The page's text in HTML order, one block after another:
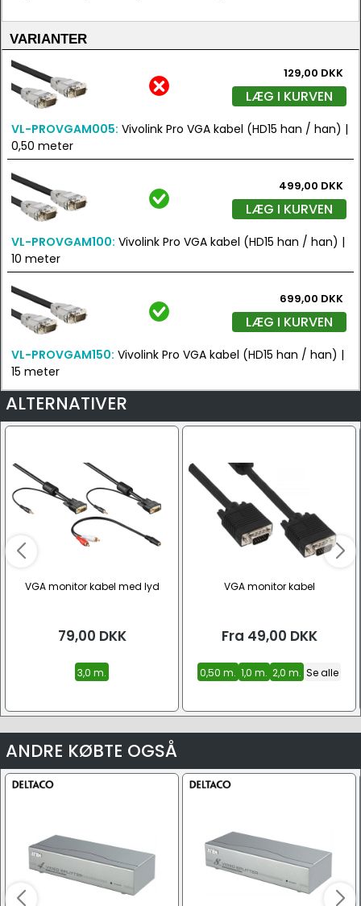
VARIANTER
129,00 DKK
LÆG I KURVEN
VL-PROVGAM005: Vivolink Pro VGA kabel (HD15 han / han) |
0,50 meter
499,00 DKK
LÆG I KURVEN
VL-PROVGAM100: Vivolink Pro VGA kabel (HD15 han / han) |
10 meter
699,00 DKK
LÆG I KURVEN
VL-PROVGAM150: Vivolink Pro VGA kabel (HD15 han / han) |
15 meter
ALTERNATIVER
VGA monitor kabel med lyd
79,00 DKK
3,0 m.
VGA monitor kabel
Fra 49,00 DKK
0,50 m. 1,0 m. 2,0 m. Se alle
ANDRE KØBTE OGSÅ